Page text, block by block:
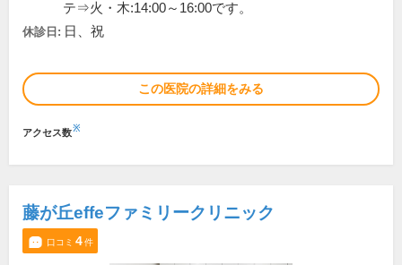
テ⇒火・木:14:00～16:00です。
休診日: 日、祝
この医院の詳細をみる
アクセス数※
藤が丘effeファミリークリニック
口コミ 4件